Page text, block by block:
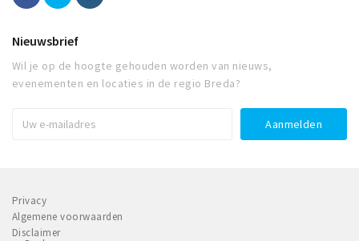
Nieuwsbrief
Wil je op de hoogte gehouden worden van nieuws,
evenementen en locaties in de regio Breda?
Privacy
Algemene voorwaarden
Disclaimer